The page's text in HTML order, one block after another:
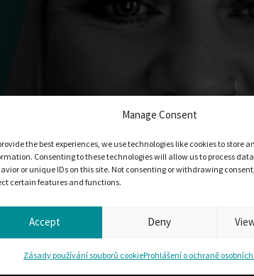
Manage Consent
the best experiences, we use technologies like cookies to store
Consenting to these technologies will allow us to process
or unique IDs on this site. Not consenting or withdrawing
certain features and functions.
Accept Deny
Zásady používání souborů cookieProhlášení o ochraně
formátu#BehindPLIXXENT. Tentokrát se seznamte
. Zajímalo vás někdy, co dělá práci v oddělení